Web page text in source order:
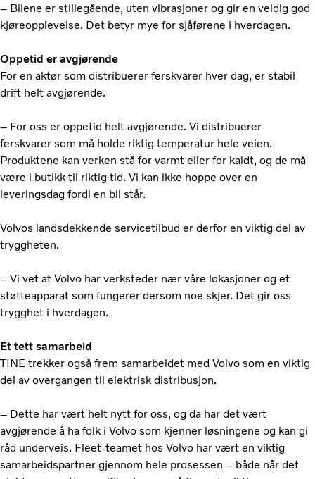
– Bilene er stillegående, uten vibrasjoner og gir en veldig god
kjøreopplevelse. Det betyr mye for sjåførene i hverdagen.
Oppetid er avgjørende
For en aktør som distribuerer ferskvarer hver dag, er stabil
drift helt avgjørende.
– For oss er oppetid helt avgjørende. Vi distribuerer
ferskvarer som må holde riktig temperatur hele veien.
Produktene kan verken stå for varmt eller for kaldt, og de må
være i butikk til riktig tid. Vi kan ikke hoppe over en
leveringsdag fordi en bil står.
Volvos landsdekkende servicetilbud er derfor en viktig del av
tryggheten.
– Vi vet at Volvo har verksteder nær våre lokasjoner og et
støtteapparat som fungerer dersom noe skjer. Det gir oss
trygghet i hverdagen.
Et tett samarbeid
TINE trekker også frem samarbeidet med Volvo som en viktig
del av overgangen til elektrisk distribusjon.
– Dette har vært helt nytt for oss, og da har det vært
avgjørende å ha folk i Volvo som kjenner løsningene og kan gi
råd underveis. Fleet-teamet hos Volvo har vært en viktig
samarbeidspartner gjennom hele prosessen – både når det